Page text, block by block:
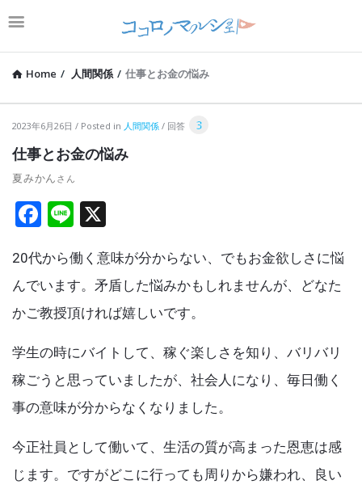
Home / 人間関係 / 仕事とお金の悩み
コ
コ
ロ
ノ
マ
ル
ェ
Latest
Articles
2023年6月26日 Posted in 人間関係 回答 3
仕事とお金の悩み
夏みかん
F
ce
b
o
o
k
Li
e
20代から働く意味が分からない、でもお金欲しさに悩
んでいます。矛盾した悩みかもしれませんが、どなた
かご教授頂ければ嬉しいです。
学生の時にバイトして、稼ぐ楽しさを知り、バリバリ
稼ごうと思っていましたが、社会人になり、毎日働く
事の意味が分からなくなりました。
今正社員として働いて、生活の質が高まった恩恵は感
じます。ですがどこに行っても周りから嫌われ、良い